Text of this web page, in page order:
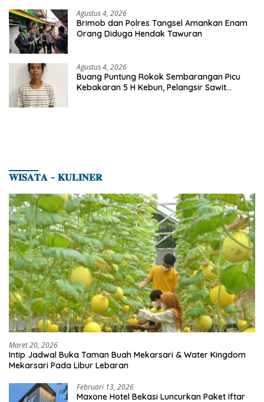
Agustus 4, 2026
Brimob dan Polres Tangsel Amankan Enam
Orang Diduga Hendak Tawuran
Agustus 4, 2026
Buang Puntung Rokok Sembarangan Picu
Kebakaran 5 H Kebun, Pelangsir Sawit
𝐖𝐈𝐒𝐀𝐓𝐀 – 𝐊𝐔𝐋𝐈𝐍𝐄𝐑
Maret 20, 2026
Intip Jadwal Buka Taman Buah Mekarsari & Water Kingdom
Mekarsari Pada Libur Lebaran
Februari 13, 2026
Maxone Hotel Bekasi Luncurkan Paket Iftar